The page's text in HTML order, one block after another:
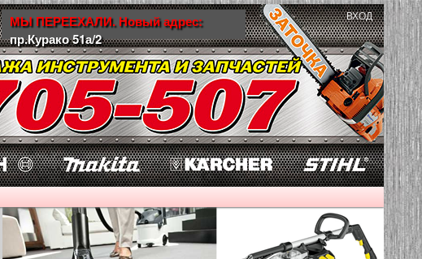
МЫ ПЕРЕЕХАЛИ. Новый адрес:
пр.Курако 51а/2
ВХОД